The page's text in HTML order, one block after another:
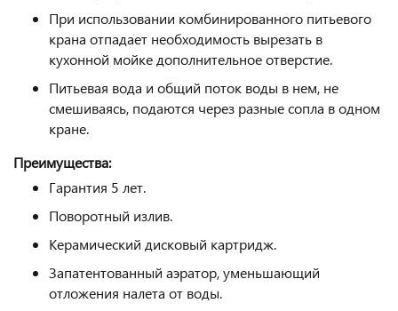
При использовании комбинированного питьевого
крана отпадает необходимость вырезать в
кухонной мойке дополнительное отверстие.
Питьевая вода и общий поток воды в нем, не
смешиваясь, подаются через разные сопла в одном
кране.
Преимущества:
Гарантия 5 лет.
Поворотный излив.
Керамический дисковый картридж.
Запатентованный аэратор, уменьшающий
отложения налета от воды.